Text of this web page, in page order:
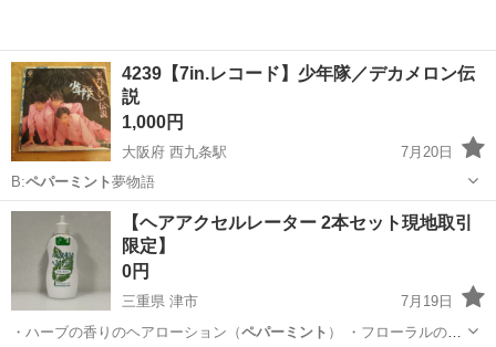
4239【7in.レコード】少年隊／デカメロン伝
説
1,000円
大阪府 西九条駅
7月20日
B:ペパーミント夢物語
大阪 大阪市 西九条駅 少年隊
【ヘアアクセルレーター 2本セット現地取引
限定】
0円
三重県 津市
7月19日
・ハーブの香りのヘアローション（ペパーミント ） ・フローラルの香